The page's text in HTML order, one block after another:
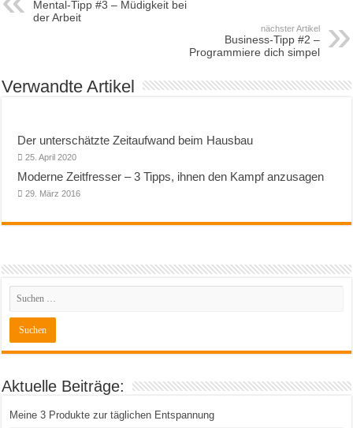
Mental-Tipp #3 – Müdigkeit bei
der Arbeit
nächster Artikel
Business-Tipp #2 –
Programmiere dich simpel
Verwandte Artikel
Der unterschätzte Zeitaufwand beim Hausbau
25. April 2020
Moderne Zeitfresser – 3 Tipps, ihnen den Kampf anzusagen
29. März 2016
Aktuelle Beiträge:
Meine 3 Produkte zur täglichen Entspannung